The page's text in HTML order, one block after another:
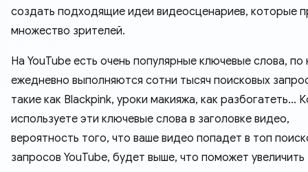
создать подходящие идеи видеосценариев, которые
множество зрителей.
На YouTube есть очень популярные ключевые слова,
ежедневно выполняются сотни тысяч поисковых
такие как Blackpink, уроки макияжа, как разбогатеть...
используете эти ключевые слова в заголовке видео,
вероятность того, что ваше видео попадет в топ
запросов YouTube, будет выше, что поможет увеличить